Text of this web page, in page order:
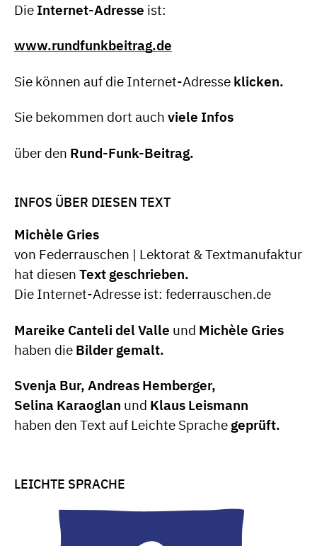
Die Internet-Adresse ist:
www.rundfunkbeitrag.de
Sie können auf die Internet-Adresse klicken.
Sie bekommen dort auch viele Infos
über den Rund-Funk-Beitrag.
INFOS ÜBER DIESEN TEXT
Michèle Gries
von Federrauschen | Lektorat & Textmanufaktur
hat diesen Text geschrieben.
Die Internet-Adresse ist: federrauschen.de
Mareike Canteli del Valle und Michèle Gries
haben die Bilder gemalt.
Svenja Bur, Andreas Hemberger,
Selina Karaoglan und Klaus Leismann
haben den Text auf Leichte Sprache geprüft.
LEICHTE SPRACHE